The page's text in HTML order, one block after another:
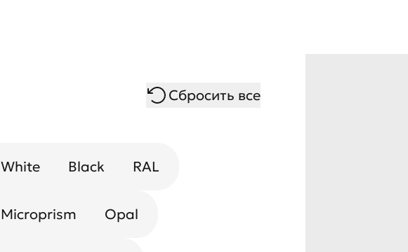
Сбросить все
White Black RAL
Microprism Opal